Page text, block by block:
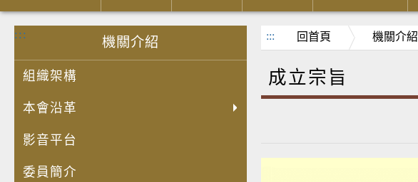
:::
機關介紹
組織架構
本會沿革
影音平台
委員簡介
::: 回首頁 機關介紹
成立宗旨